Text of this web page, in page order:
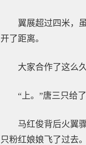
翼展超过四米，
开了距离。
大家合作了这么
“上。”唐三只给
马红俊背后火翼
只粉红娘娘飞了过去。